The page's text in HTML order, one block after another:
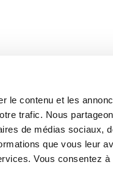
le contenu et les
trafic. Nous
de médias sociaux,
que vous leur
Vous consentez